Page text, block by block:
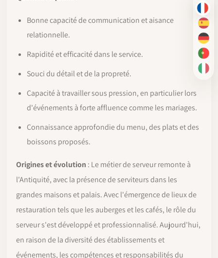
FR
ES
DE
PT-
IT
Bonne capacité de communication et aisance
relationnelle.
Rapidité et efficacité dans le service.
Souci du détail et de la propreté.
Capacité à travailler sous pression, en particulier lors
d'événements à forte affluence comme les mariages.
Connaissance approfondie du menu, des plats et des
boissons proposés.
Origines et évolution : Le métier de serveur remonte à
l'Antiquité, avec la présence de serviteurs dans les
grandes maisons et palais. Avec l'émergence de lieux de
restauration tels que les auberges et les cafés, le rôle du
serveur s'est développé et professionnalisé. Aujourd'hui,
en raison de la diversité des établissements et
événements, les compétences et responsabilités du